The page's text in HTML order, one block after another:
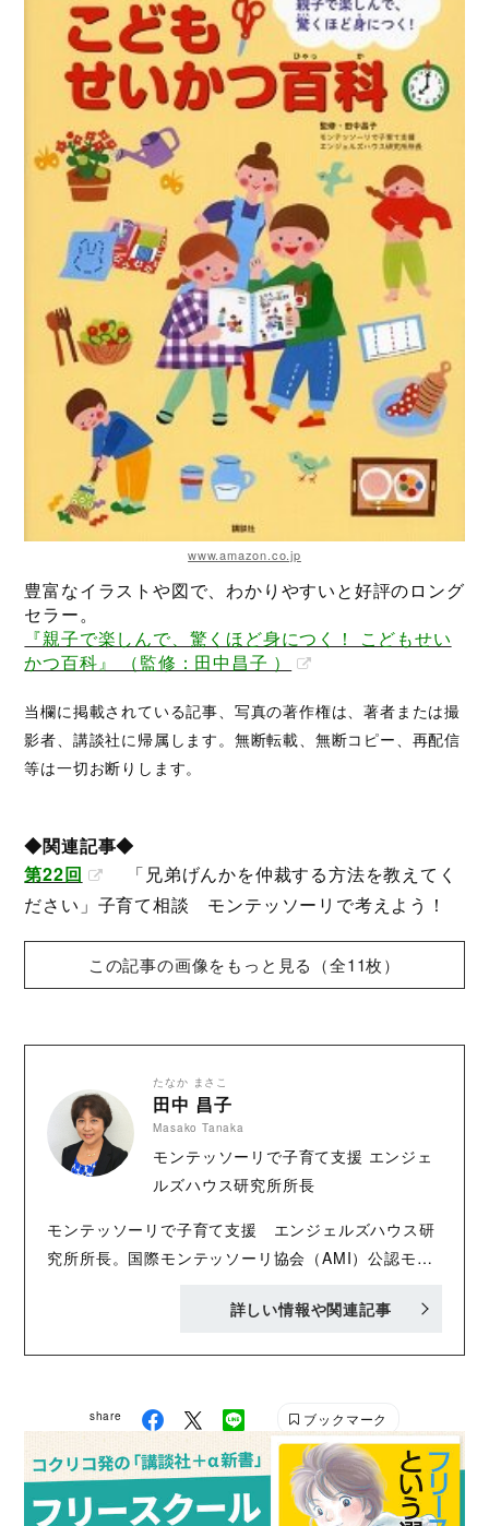
www.amazon.co.jp
豊富なイラストや図で、わかりやすいと好評のロング
セラー。
『親子で楽しんで、驚くほど身につく！ こどもせい
かつ百科』 （監修：田中昌子 ）
当欄に掲載されている記事、写真の著作権は、著者または撮
影者、講談社に帰属します。無断転載、無断コピー、再配信
等は一切お断りします。
◆関連記事◆
第22回
「兄弟げんかを仲裁する方法を教えてく
ださい」子育て相談 モンテッソーリで考えよう！
この記事の画像をもっと見る（全11枚）
たなか まさこ
田中 昌子
Masako Tanaka
モンテッソーリで子育て支援 エンジェ
ルズハウス研究所所長
モンテッソーリで子育て支援 エンジェルズハウス研
究所所長。国際モンテッソーリ協会（AMI）公認モン
社勤務後、モンテッソーリ教師ディプロマ取得。2003
者、相良敦子氏との共著に『お母さんの工夫 モンテ
ッソーリ教育を手がかりとして』（文藝春秋）など多
数。監修に『親子で楽しんで、驚くほど身につく！こ
どもせいかつ百科』（講談社）ほか。
詳しい情報や関連記事
share ブックマーク